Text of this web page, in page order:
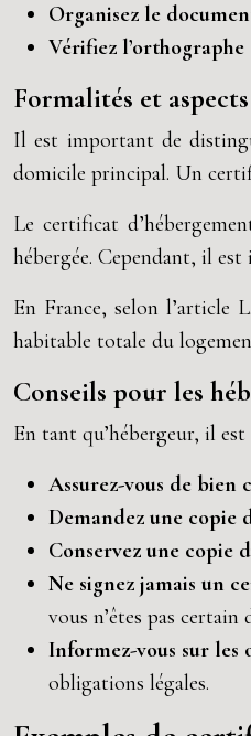
Organisez le
Vérifiez
Formalités et
Il est important de
domicile principal. Un
Le certificat
hébergée. Cependant, il
En France, selon l’article
habitable totale du
Conseils pour les
En tant qu’hébergeur, il
Assurez-vous de bien
Demandez une copie
Conservez une copie
Ne signez jamais un
vous n’êtes pas
Informez-vous sur les
obligations légales.